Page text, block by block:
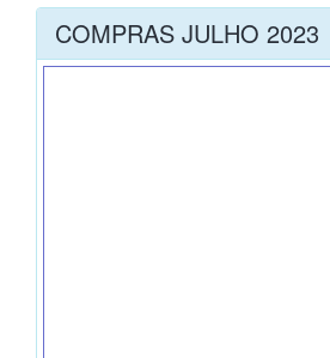
COMPRAS JULHO 2023